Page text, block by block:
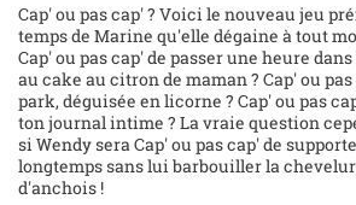
Cap' ou pas cap' ? Voici le nouveau jeu
temps de Marine qu'elle dégaine à tout
Cap' ou pas cap' de passer une heure
au cake au citron de maman ? Cap' ou
park, déguisée en licorne ? Cap' ou pas
ton journal intime ? La vraie question
si Wendy sera Cap' ou pas cap' de
longtemps sans lui barbouiller la
d'anchois !